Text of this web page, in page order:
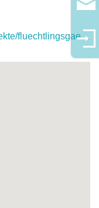
www.spielwagen-magdeburg.de/projekte/fluechtlingsgaerten